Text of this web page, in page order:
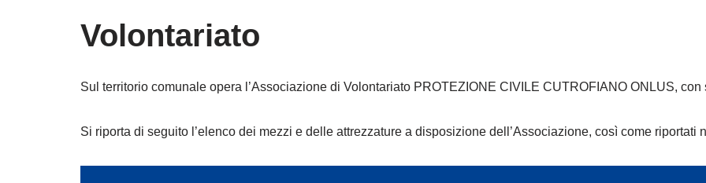
Volontariato
Sul territorio comunale opera l’Associazione di Volontariato PROTEZIONE CIVILE CUTROFIANO ONLUS,
Si riporta di seguito l’elenco dei mezzi e delle attrezzature a disposizione dell’Associazione, così come